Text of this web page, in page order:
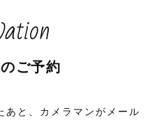
ご予約
あと、カメラマンがメール